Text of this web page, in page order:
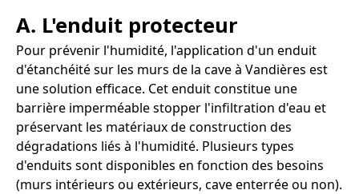
A. L'enduit protecteur
Pour prévenir l'humidité, l'application d'un enduit
d'étanchéité sur les murs de la cave à Vandières est
une solution efficace. Cet enduit constitue une
barrière imperméable stopper l'infiltration d'eau et
préservant les matériaux de construction des
dégradations liés à l'humidité. Plusieurs types
d'enduits sont disponibles en fonction des besoins
(murs intérieurs ou extérieurs, cave enterrée ou non).